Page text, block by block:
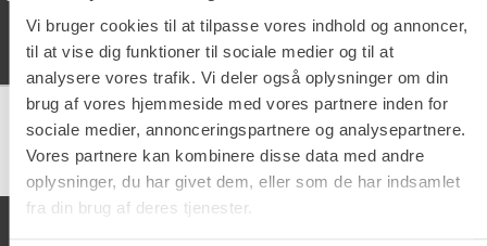
Vi bruger cookies til at tilpasse vores indhold og annoncer,
til at vise dig funktioner til sociale medier og til at
analysere vores trafik. Vi deler også oplysninger om din
brug af vores hjemmeside med vores partnere inden for
sociale medier, annonceringspartnere og analysepartnere.
Vores partnere kan kombinere disse data med andre
oplysninger, du har givet dem, eller som de har indsamlet
fra din brug af deres tjenester.
man vöntar på sin tur. 5/5
Google samlet bedømmelse er
af 5,
på basis af150 anmeldelser